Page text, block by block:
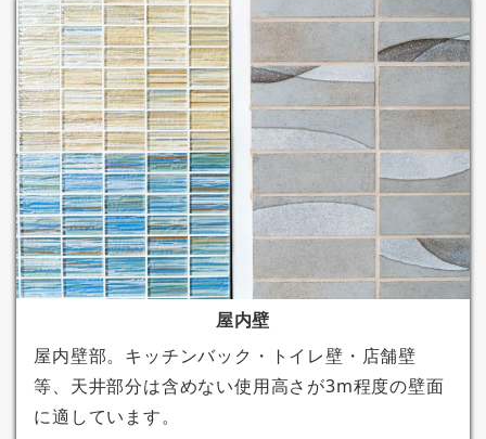
屋内壁
屋内壁部。キッチンバック・トイレ壁・店舗壁
等、天井部分は含めない使用高さが3m程度の壁面
に適しています。